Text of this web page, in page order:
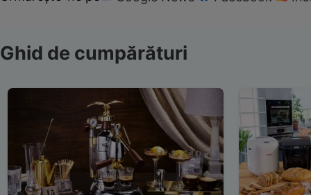
Ghid de cumpărături